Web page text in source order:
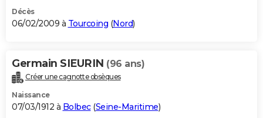
Décès
06/02/2009 à Tourcoing (Nord)
Germain SIEURIN (96 ans)
Créer une cagnotte obsèques
Naissance
07/03/1912 à Bolbec(Seine-Maritime)